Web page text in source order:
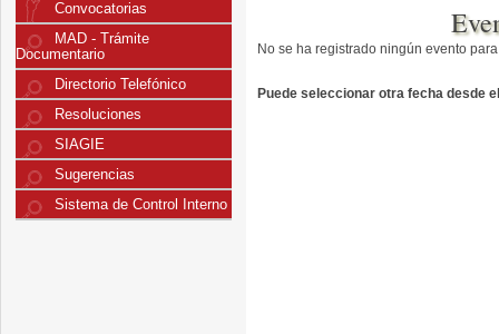
Convocatorias
MAD - Trámite
Documentario
Directorio Telefónico
Resoluciones
SIAGIE
Sugerencias
Sistema de Control Interno
No se ha registrado ningún evento
Puede seleccionar otra fecha desde